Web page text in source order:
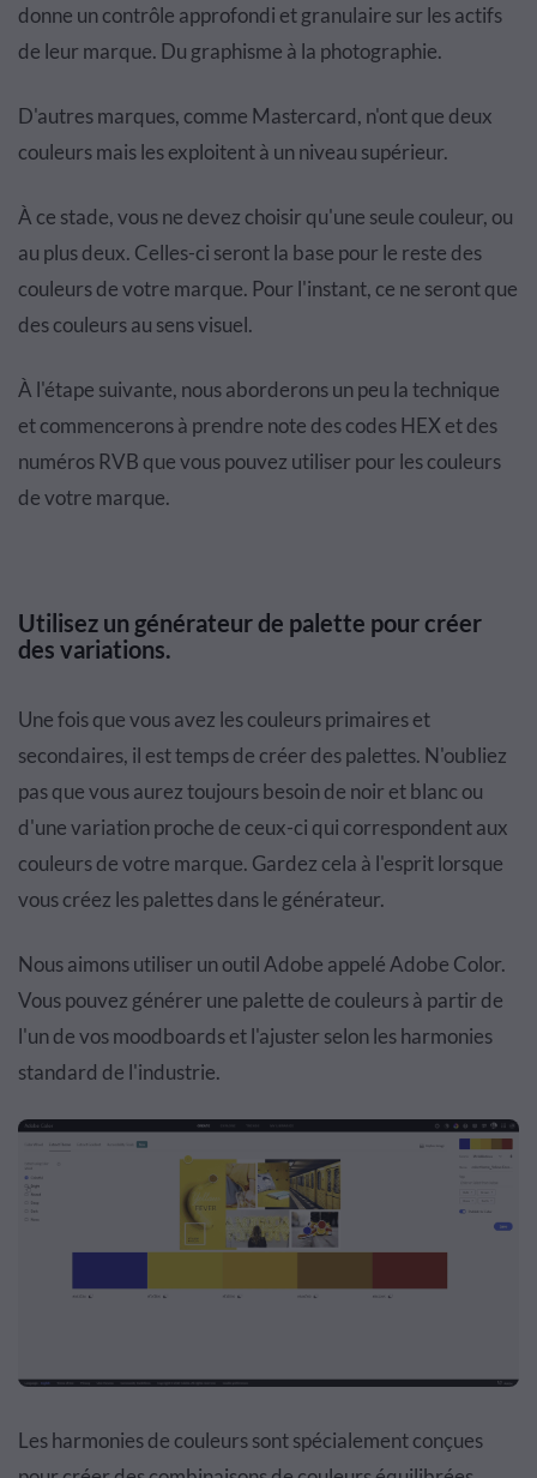
donne un contrôle approfondi et granulaire sur les actifs
de leur marque. Du graphisme à la photographie.
D'autres marques, comme Mastercard, n'ont que deux
couleurs mais les exploitent à un niveau supérieur.
À ce stade, vous ne devez choisir qu'une seule couleur, ou
au plus deux. Celles-ci seront la base pour le reste des
couleurs de votre marque. Pour l'instant, ce ne seront que
des couleurs au sens visuel.
À l'étape suivante, nous aborderons un peu la technique
et commencerons à prendre note des codes HEX et des
numéros RVB que vous pouvez utiliser pour les couleurs
de votre marque.
Utilisez un générateur de palette pour créer
des variations.
Une fois que vous avez les couleurs primaires et
secondaires, il est temps de créer des palettes. N'oubliez
pas que vous aurez toujours besoin de noir et blanc ou
d'une variation proche de ceux-ci qui correspondent aux
couleurs de votre marque. Gardez cela à l'esprit lorsque
vous créez les palettes dans le générateur.
Nous aimons utiliser un outil Adobe appelé Adobe Color.
Vous pouvez générer une palette de couleurs à partir de
l'un de vos moodboards et l'ajuster selon les harmonies
standard de l'industrie.
Les harmonies de couleurs sont spécialement conçues